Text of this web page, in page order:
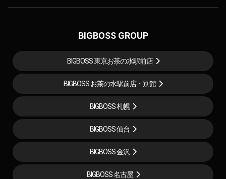
BIGBOSS GROUP
BIGBOSS 東京お茶の水駅前店
BIGBOSS お茶の水駅前店・別館
BIGBOSS 札幌
BIGBOSS 仙台
BIGBOSS 金沢
BIGBOSS 名古屋